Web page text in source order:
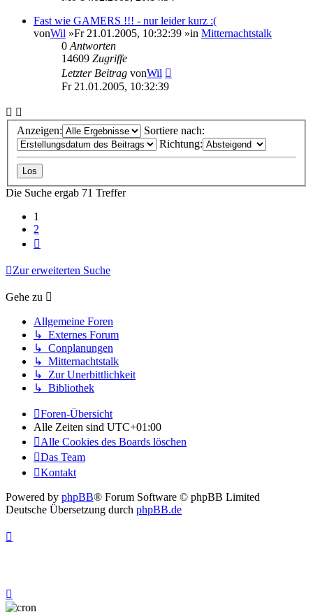
Fast wie GAMERS !!! - nur leider kurz :(
vonWil »Fr 21.01.2005, 10:32:39 »in Mitternachtstalk
0 Antworten
14609 Zugriffe
Letzter Beitrag vonWil
Fr 21.01.2005, 10:32:39
Anzeigen:
Sortiere nach:
Richtung:
Die Suche ergab 71 Treffer
1
2
Zur erweiterten Suche
Gehe zu
Allgemeine Foren
↳ Externes Forum
↳ Conplanungen
↳ Mitternachtstalk
↳ Zur Unerbittlichkeit
↳ Bibliothek
Foren-Übersicht
Alle Zeiten sind UTC+01:00
Alle Cookies des Boards löschen
Das Team
Kontakt
Powered by phpBB® Forum Software © phpBB Limited
Deutsche Übersetzung durch phpBB.de